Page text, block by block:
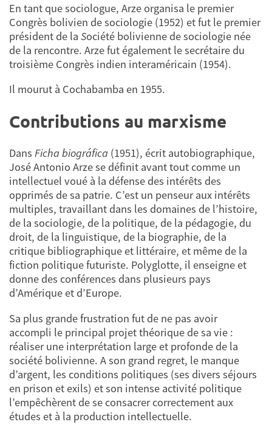
En tant que sociologue, Arze organisa le premier
Congrès bolivien de sociologie (1952) et fut le premier
président de la Société bolivienne de sociologie née
de la rencontre. Arze fut également le secrétaire du
troisième Congrès indien interaméricain (1954).
Il mourut à Cochabamba en 1955.
Contributions au marxisme
Dans Ficha biográfica (1951), écrit autobiographique,
José Antonio Arze se définit avant tout comme un
intellectuel voué à la défense des intérêts des
opprimés de sa patrie. C’est un penseur aux intérêts
multiples, travaillant dans les domaines de l’histoire,
de la sociologie, de la politique, de la pédagogie, du
droit, de la linguistique, de la biographie, de la
critique bibliographique et littéraire, et même de la
fiction politique futuriste. Polyglotte, il enseigne et
donne des conférences dans plusieurs pays
d’Amérique et d’Europe.
Sa plus grande frustration fut de ne pas avoir
accompli le principal projet théorique de sa vie :
réaliser une interprétation large et profonde de la
société bolivienne. A son grand regret, le manque
d’argent, les conditions politiques (ses divers séjours
en prison et exils) et son intense activité politique
l’empêchèrent de se consacrer correctement aux
études et à la production intellectuelle.